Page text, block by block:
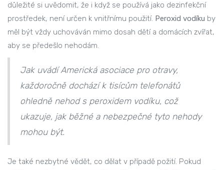
důležité si uvědomit, že i když se používá jako dezinfekční
prostředek, není určen k vnitřnímu použití. Peroxid vodíku by
měl být vždy uchováván mimo dosah dětí a domácích zvířat,
aby se předešlo nehodám.
Jak uvádí Americká asociace pro otravy,
každoročně dochází k tisícům telefonátů
ohledně nehod s peroxidem vodíku, což
ukazuje, jak běžné a nebezpečné tyto nehody
mohou být.
Je také nezbytné vědět, co dělat v případě požití. Pokud